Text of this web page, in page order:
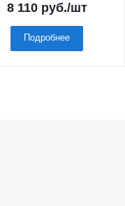
8 110руб./шт
Подробнее